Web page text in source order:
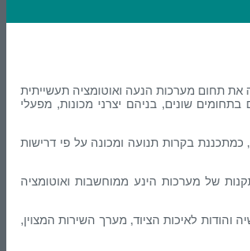
כמשרד לייעוץ הנדסי והקמת פרויקטים. מאז ועד היום, במשך למעלה מ- 40 שנה, מובילה החברה את תחום מערכות הנעה ואוטומציה תעשייתית
שונים, בניהם יצרני מכונות, מפעלי
בקרות תנועה ומכונה על פי דרישות
לרשות לקוחותיה את טובי מהנדסי המכונות בתחומי החשמל, הבקרה, האלקטרוניקה והמחשבים, העומדים מאחורי למעלה מ- 100,000 התקנות של מערכות הינע ממוחשבות ואוטומציה
לאיכות הציוד, מערך השירות המצוין,